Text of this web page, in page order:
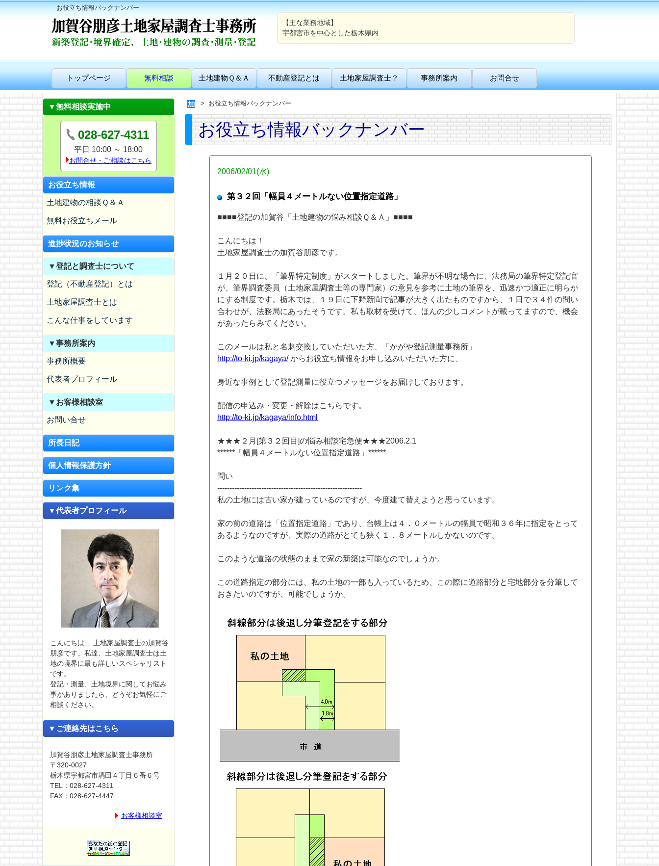
お役立ち情報バックナンバー
【主な業務地域】
宇都宮市を中心とした栃木県内
トップページ 無料相談 土地建物Ｑ＆Ａ 不動産登記とは 土地家屋調査士？ 事務所案内 お問合せ
▼無料相談実施中
028-627-4311
平日 10:00 ～ 18:00
お問合せ・ご相談はこちら
お役立ち情報
土地建物の相談Ｑ＆Ａ
無料お役立ちメール
進捗状況のお知らせ
▼登記と調査士について
登記（不動産登記）とは
土地家屋調査士とは
こんな仕事をしています
▼事務所案内
事務所概要
代表者プロフィール
▼お客様相談室
お問い合せ
所長日記
個人情報保護方針
リンク集
▼代表者プロフィール
こんにちは、 土地家屋調査士の加賀谷
朋彦です。私達、土地家屋調査士は土
地の境界に最も詳しいスペシャリスト
です。
登記・測量、土地境界に関してお悩み
事がありましたら、どうぞお気軽にご
相談ください。
▼ご連絡先はこちら
加賀谷朋彦土地家屋調査士事務所
〒320-0027
栃木県宇都宮市塙田４丁目６番６号
TEL：028-627-4311
FAX：028-627-4447
お客様相談室
お役立ち情報バックナンバー
お役立ち情報バックナンバー
2006/02/01(水)
第３２回「幅員４メートルない位置指定道路」
■■■■登記の加賀谷「土地建物の悩み相談Ｑ＆Ａ」■■■■
こんにちは！
土地家屋調査士の加賀谷朋彦です。
１月２０日に、「筆界特定制度」がスタートしました。筆界が不明な場合に、法務局の筆界特定登記官
が、筆界調査委員（土地家屋調査士等の専門家）の意見を参考に土地の筆界を、迅速かつ適正に明らか
にする制度です。栃木では、１９日に下野新聞で記事が大きく出たものですから、１日で３４件の問い
合わせが、法務局にあったそうです。私も取材を受けて、ほんの少しコメントが載ってますので、機会
があったらみてください。
このメールは私と名刺交換していただいた方、「かがや登記測量事務所」
http://to-ki.jp/kagaya/からお役立ち情報をお申し込みいただいた方に、
身近な事例として登記測量に役立つメッセージをお届けしております。
配信の申込み・変更・解除はこちらです。
http://to-ki.jp/kagaya/info.html
★★★２月[第３２回目]の悩み相談宅急便★★★2006.2.1
******「幅員４メートルない位置指定道路」******
問い
-----------------------------------------------------------
私の土地には古い家が建っているのですが、今度建て替えようと思っています。
家の前の道路は「位置指定道路」であり、台帳上は４．０メートルの幅員で昭和３６年に指定をとって
あるようなのですが、実際の道路がとても狭く１．８メートルしかないのです。
このような道路の状態のままで家の新築は可能なのでしょうか。
この道路指定の部分には、私の土地の一部も入っているため、この際に道路部分と宅地部分を分筆して
おきたいのですが、可能でしょうか。